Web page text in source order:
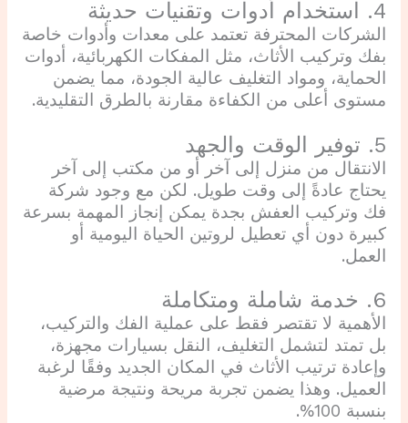
4. استخدام أدوات وتقنيات حديثة
الشركات المحترفة تعتمد على معدات وأدوات خاصة
بفك وتركيب الأثاث، مثل المفكات الكهربائية، أدوات
الحماية، ومواد التغليف عالية الجودة، مما يضمن
مستوى أعلى من الكفاءة مقارنة بالطرق التقليدية.
5. توفير الوقت والجهد
الانتقال من منزل إلى آخر أو من مكتب إلى آخر
يحتاج عادةً إلى وقت طويل. لكن مع وجود شركة
فك وتركيب العفش بجدة يمكن إنجاز المهمة بسرعة
كبيرة دون أي تعطيل لروتين الحياة اليومية أو
العمل.
6. خدمة شاملة ومتكاملة
الأهمية لا تقتصر فقط على عملية الفك والتركيب،
بل تمتد لتشمل التغليف، النقل بسيارات مجهزة،
وإعادة ترتيب الأثاث في المكان الجديد وفقًا لرغبة
العميل. وهذا يضمن تجربة مريحة ونتيجة مرضية
بنسبة 100%.